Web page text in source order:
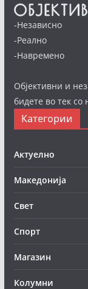
-Независно
-Реално
-Навремено
Објективни и
бидете во тек со
Категории
Актуелно
Македонија
Свет
Спорт
Магазин
Колумни